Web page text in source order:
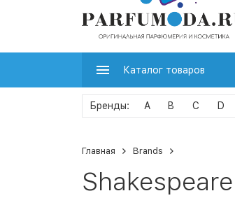
Каталог товаров
A B C D
Главная Brands